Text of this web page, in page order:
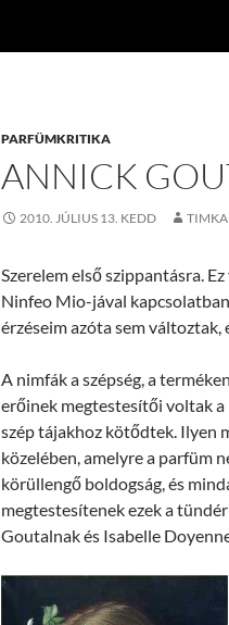
PARFÜMKRITIKA
ANNICK
2010. JÚLIUS 13. KEDD TIMKA
Szerelem első szippantásra.
Ninfeo Mio-jával
érzéseim azóta sem változtak,
A nimfák a szépség, a
erőinek megtestesítői voltak
szép tájakhoz kötődtek. Ilyen
közelében, amelyre a parfüm
körüllengő boldogság, és
megtestesítenek ezek a
Goutalnak és Isabelle